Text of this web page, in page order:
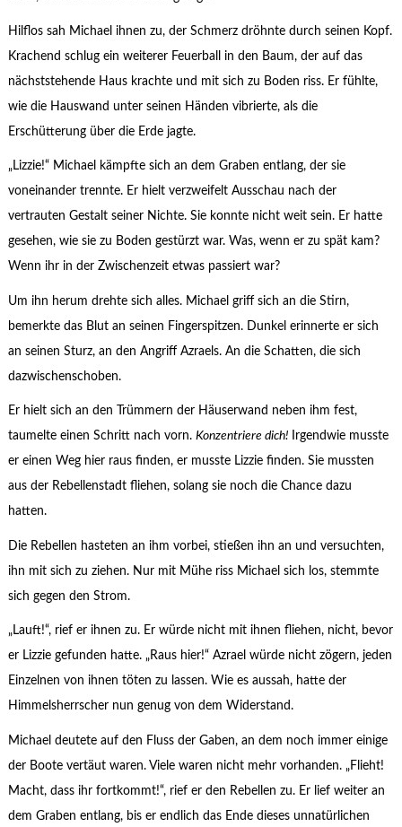
Hilflos sah Michael ihnen zu, der Schmerz dröhnte durch seinen Kopf.
Krachend schlug ein weiterer Feuerball in den Baum, der auf das
nächststehende Haus krachte und mit sich zu Boden riss. Er fühlte,
wie die Hauswand unter seinen Händen vibrierte, als die
Erschütterung über die Erde jagte.
„Lizzie!“ Michael kämpfte sich an dem Graben entlang, der sie
voneinander trennte. Er hielt verzweifelt Ausschau nach der
vertrauten Gestalt seiner Nichte. Sie konnte nicht weit sein. Er hatte
gesehen, wie sie zu Boden gestürzt war. Was, wenn er zu spät kam?
Wenn ihr in der Zwischenzeit etwas passiert war?
Um ihn herum drehte sich alles. Michael griff sich an die Stirn,
bemerkte das Blut an seinen Fingerspitzen. Dunkel erinnerte er sich
an seinen Sturz, an den Angriff Azraels. An die Schatten, die sich
dazwischenschoben.
Er hielt sich an den Trümmern der Häuserwand neben ihm fest,
taumelte einen Schritt nach vorn. Konzentriere dich!
Irgendwie musste
er einen Weg hier raus finden, er musste Lizzie finden. Sie mussten
aus der Rebellenstadt fliehen, solang sie noch die Chance dazu
hatten.
Die Rebellen hasteten an ihm vorbei, stießen ihn an und versuchten,
ihn mit sich zu ziehen. Nur mit Mühe riss Michael sich los, stemmte
sich gegen den Strom.
„Lauft!“, rief er ihnen zu. Er würde nicht mit ihnen fliehen, nicht, bevor
er Lizzie gefunden hatte. „Raus hier!“ Azrael würde nicht zögern, jeden
Einzelnen von ihnen töten zu lassen. Wie es aussah, hatte der
Himmelsherrscher nun genug von dem Widerstand.
Michael deutete auf den Fluss der Gaben, an dem noch immer einige
der Boote vertäut waren. Viele waren nicht mehr vorhanden. „Flieht!
Macht, dass ihr fortkommt!“, rief er den Rebellen zu. Er lief weiter an
dem Graben entlang, bis er endlich das Ende dieses unnatürlichen